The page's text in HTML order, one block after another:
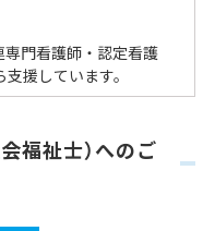
門看護師・認定看護
援しています。
福祉士）へのご